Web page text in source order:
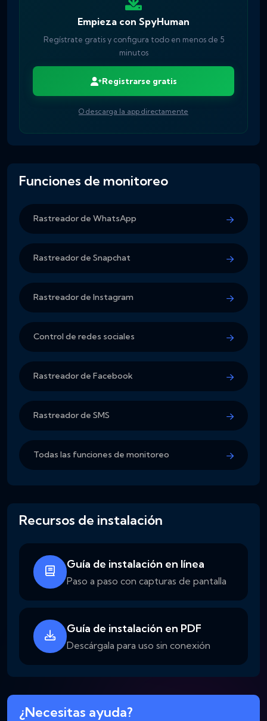
Empieza con SpyHuman
Regístrate gratis y configura todo en menos de 5
minutos
Registrarse gratis
O descarga la app directamente
Funciones de monitoreo
Rastreador de WhatsApp
Rastreador de Snapchat
Rastreador de Instagram
Control de redes sociales
Rastreador de Facebook
Rastreador de SMS
Todas las funciones de monitoreo
Recursos de instalación
Guía de instalación en línea
Paso a paso con capturas de pantalla
Guía de instalación en PDF
Descárgala para uso sin conexión
¿Necesitas ayuda?